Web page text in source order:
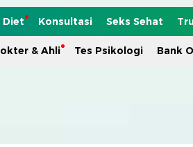
Diet Konsultasi Seks Sehat
& Ahli Tes Psikologi Bank